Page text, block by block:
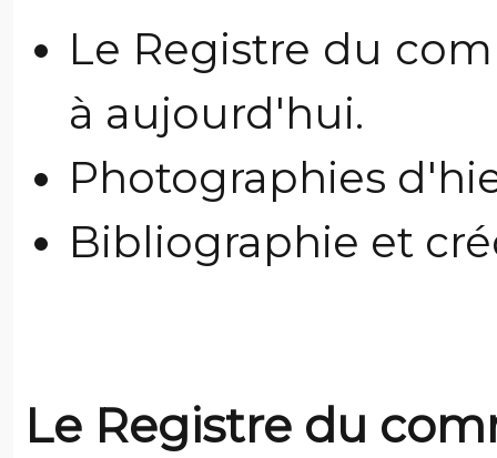
Le Registre du
à aujourd'hui.
Photographies
Bibliographie et
Le Registre du